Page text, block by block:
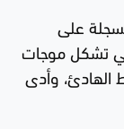
على
تشكل موجات
الهادئ، وأدى